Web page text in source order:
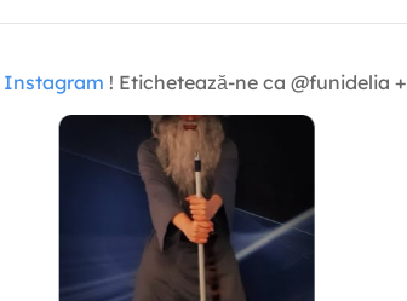
Instagram ! Etichetează-ne ca @funidelia +